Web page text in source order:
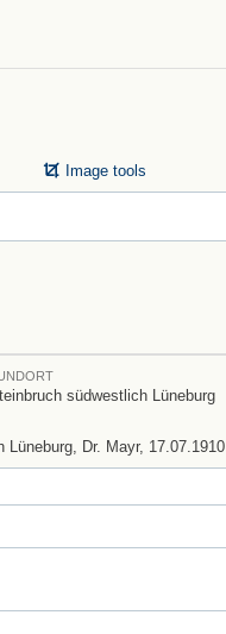
Image tools
südwestlich Lüneburg
Lüneburg, Dr. Mayr, 17.07.1910